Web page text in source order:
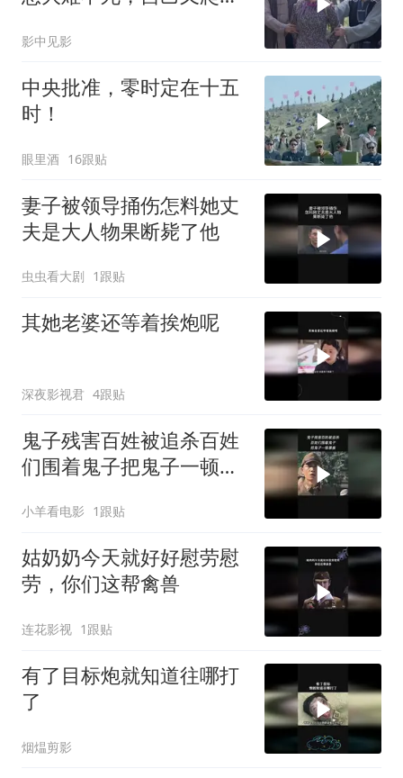
影中见影
中央批准，零时定在十五
时！
眼里酒 16跟贴
妻子被领导捅伤怎料她丈
夫是大人物果断毙了他
虫虫看大剧 1跟贴
其她老婆还等着挨炮呢
深夜影视君 4跟贴
鬼子残害百姓被追杀百姓
们围着鬼子把鬼子一顿暴
小羊看电影 1跟贴
姑奶奶今天就好好慰劳慰
劳，你们这帮禽兽
连花影视 1跟贴
有了目标炮就知道往哪打
了
烟煴剪影